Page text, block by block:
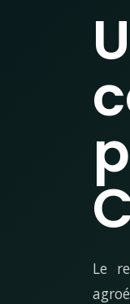
Le